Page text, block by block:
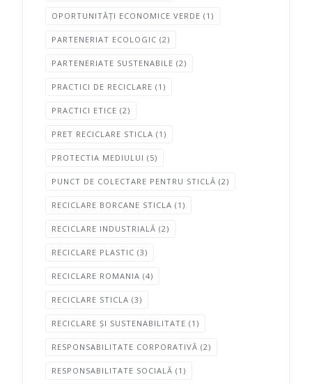
OPORTUNITĂȚI ECONOMICE VERDE (1)
PARTENERIAT ECOLOGIC (2)
PARTENERIATE SUSTENABILE (2)
PRACTICI DE RECICLARE (1)
PRACTICI ETICE (2)
PRET RECICLARE STICLA (1)
PROTECTIA MEDIULUI (5)
PUNCT DE COLECTARE PENTRU STICLĂ (2)
RECICLARE BORCANE STICLA (1)
RECICLARE INDUSTRIALĂ (2)
RECICLARE PLASTIC (3)
RECICLARE ROMANIA (4)
RECICLARE STICLA (3)
RECICLARE ȘI SUSTENABILITATE (1)
RESPONSABILITATE CORPORATIVĂ (2)
RESPONSABILITATE SOCIALĂ (1)